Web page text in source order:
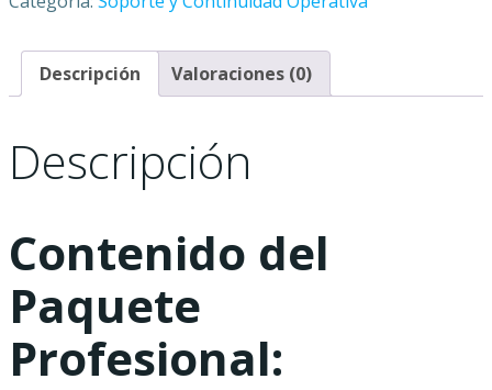
Descripción Valoraciones (0)
Descripción
Contenido del
Paquete
Profesional: